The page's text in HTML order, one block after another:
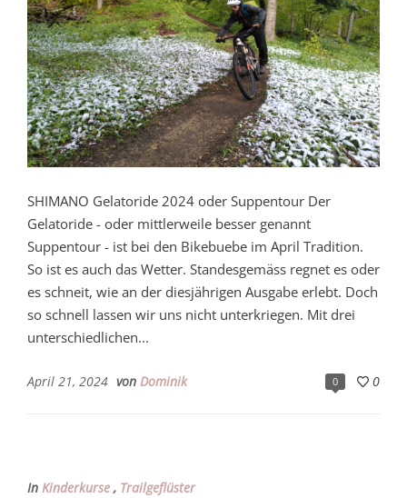
SHIMANO Gelatoride 2024 oder Suppentour Der
Gelatoride - oder mittlerweile besser genannt
Suppentour - ist bei den Bikebuebe im April Tradition.
So ist es auch das Wetter. Standesgemäss regnet es oder
es schneit, wie an der diesjährigen Ausgabe erlebt. Doch
so schnell lassen wir uns nicht unterkriegen. Mit drei
unterschiedlichen...
0 0
April 21, 2024 von Dominik
In Kinderkurse , Trailgeflüster